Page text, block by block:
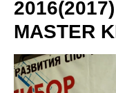
MASTER